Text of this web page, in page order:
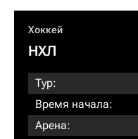
Хоккей
НХЛ
Тур:
Время начала:
Арена: